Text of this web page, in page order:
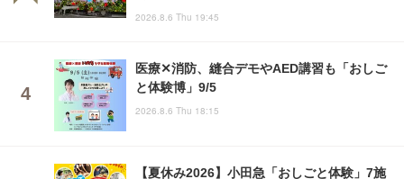
2026.8.6 Thu 19:45
医療✕消防、縫合デモやAED講習も「おしご
と体験博」9/5
2026.8.6 Thu 18:15
【夏休み2026】小田急「おしごと体験」7施